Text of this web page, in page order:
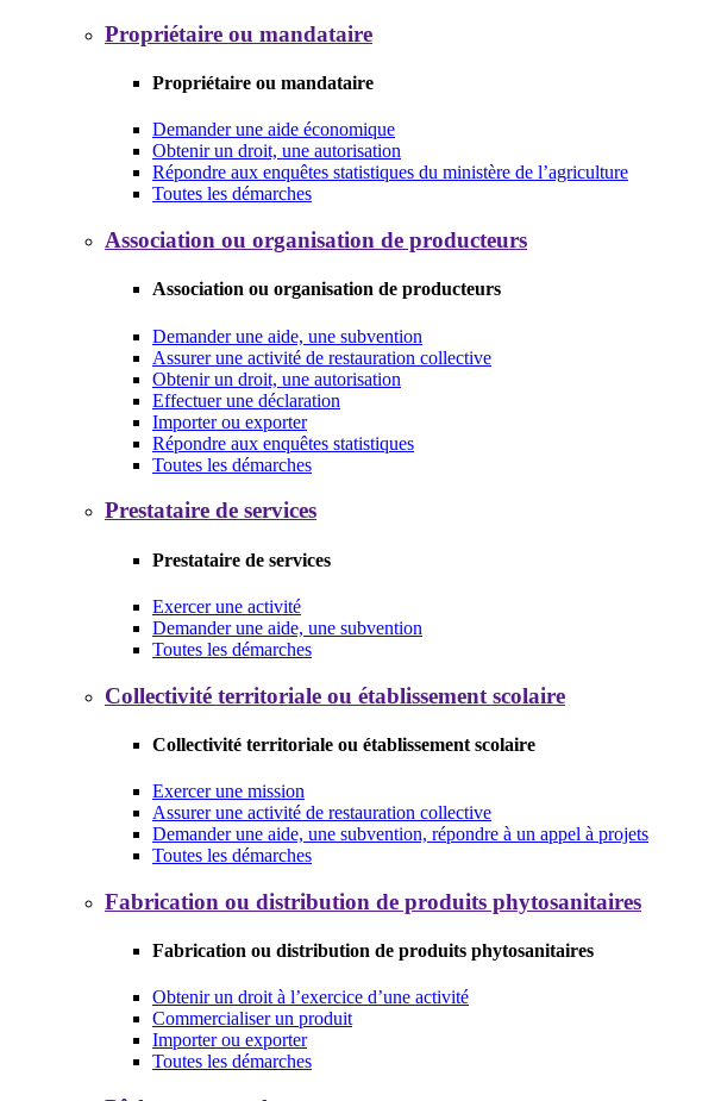
Propriétaire ou mandataire
Propriétaire ou mandataire
Demander une aide économique
Obtenir un droit, une autorisation
Répondre aux enquêtes statistiques du ministère de l’agriculture
Toutes les démarches
Association ou organisation de producteurs
Association ou organisation de producteurs
Demander une aide, une subvention
Assurer une activité de restauration collective
Obtenir un droit, une autorisation
Effectuer une déclaration
Importer ou exporter
Répondre aux enquêtes statistiques
Toutes les démarches
Prestataire de services
Prestataire de services
Exercer une activité
Demander une aide, une subvention
Toutes les démarches
Collectivité territoriale ou établissement scolaire
Collectivité territoriale ou établissement scolaire
Exercer une mission
Assurer une activité de restauration collective
Demander une aide, une subvention, répondre à un appel à projets
Toutes les démarches
Fabrication ou distribution de produits phytosanitaires
Fabrication ou distribution de produits phytosanitaires
Obtenir un droit à l’exercice d’une activité
Commercialiser un produit
Importer ou exporter
Toutes les démarches